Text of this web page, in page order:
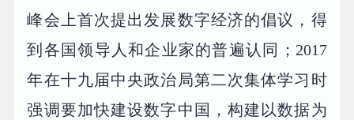
峰会上首次提出发展数字经济的倡议，得
到各国领导人和企业家的普遍认同；2017
年在十九届中央政治局第二次集体学习时
强调要加快建设数字中国，构建以数据为